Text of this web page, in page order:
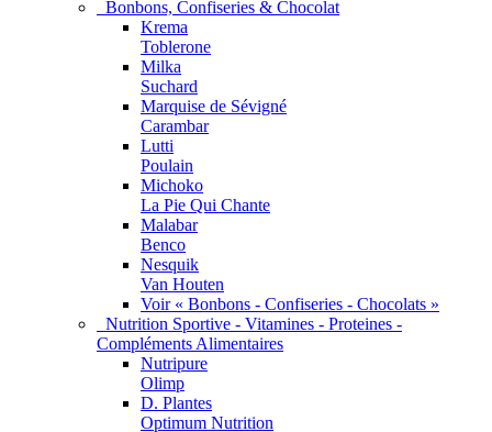
Bonbons, Confiseries & Chocolat
Krema
Toblerone
Milka
Suchard
Marquise de Sévigné
Carambar
Lutti
Poulain
Michoko
La Pie Qui Chante
Malabar
Benco
Nesquik
Van Houten
Voir « Bonbons - Confiseries - Chocolats »
Nutrition Sportive - Vitamines - Proteines -
Compléments Alimentaires
Nutripure
Olimp
D. Plantes
Optimum Nutrition